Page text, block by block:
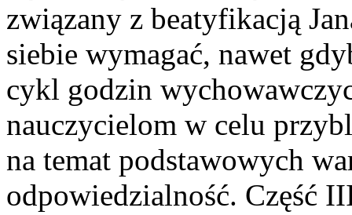
związany z beatyfikacją
siebie wymagać, nawet
cykl godzin
nauczycielom w celu
na temat podstawowych
odpowiedzialność. Część